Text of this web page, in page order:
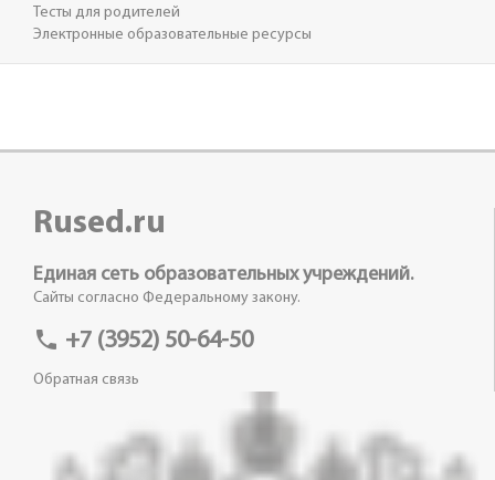
Тесты для родителей
Электронные образовательные ресурсы
Rused.ru
Единая сеть образовательных учреждений.
Сайты согласно Федеральному закону.
phone +7 (3952) 50-64-50
Обратная связь